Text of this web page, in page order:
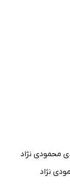
محمودی نژاد
نژاد